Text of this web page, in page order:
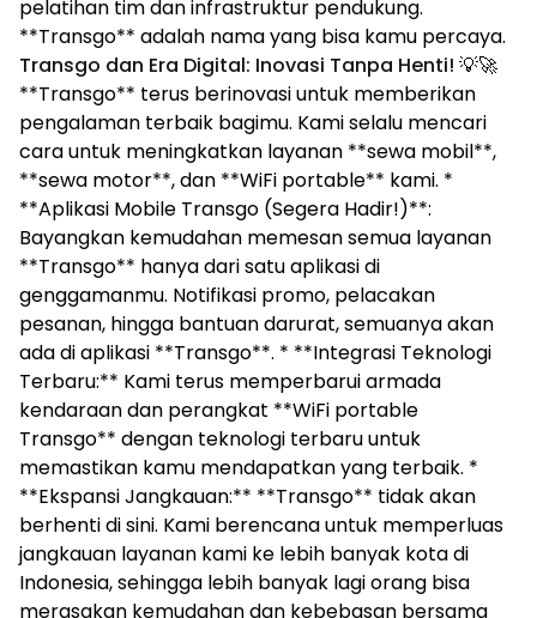
pelatihan tim dan infrastruktur pendukung.
**Transgo** adalah nama yang bisa kamu percaya.
Transgo dan Era Digital: Inovasi Tanpa Henti! 💡🚀
**Transgo** terus berinovasi untuk memberikan
pengalaman terbaik bagimu. Kami selalu mencari
cara untuk meningkatkan layanan **sewa mobil**,
**sewa motor**, dan **WiFi portable** kami. *
**Aplikasi Mobile Transgo (Segera Hadir!)**:
Bayangkan kemudahan memesan semua layanan
**Transgo** hanya dari satu aplikasi di
genggamanmu. Notifikasi promo, pelacakan
pesanan, hingga bantuan darurat, semuanya akan
ada di aplikasi **Transgo**. * **Integrasi Teknologi
Terbaru:** Kami terus memperbarui armada
kendaraan dan perangkat **WiFi portable
Transgo** dengan teknologi terbaru untuk
memastikan kamu mendapatkan yang terbaik. *
**Ekspansi Jangkauan:** **Transgo** tidak akan
berhenti di sini. Kami berencana untuk memperluas
jangkauan layanan kami ke lebih banyak kota di
Indonesia, sehingga lebih banyak lagi orang bisa
merasakan kemudahan dan kebebasan bersama